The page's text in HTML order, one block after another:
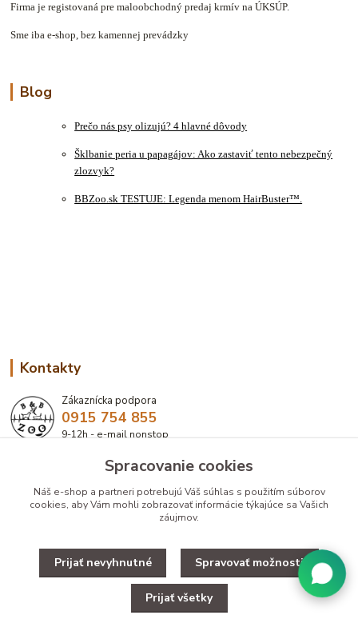
Firma je registovaná pre maloobchodný predaj krmív na ÚKSÚP.
Sme iba e-shop, bez kamennej prevádzky
Blog
Prečo nás psy olizujú? 4 hlavné dôvody
Šklbanie peria u papagájov: Ako zastaviť tento nebezpečný
zlozvyk?
BBZoo.sk TESTUJE: Legenda menom HairBuster™.
Kontakty
Zákaznícka podpora
0915 754 855
9-12h - e-mail nonstop
eshop@bbzoo.sk
Upravit zber cookies.
Spracovanie cookies
Náš e-shop a partneri potrebujú Váš súhlas s použitím súborov
cookies, aby Vám mohli zobrazovať informácie týkajúce sa Vašich
záujmov.
Prijať nevyhnutné Spravovať možnosti
Prijať všetky